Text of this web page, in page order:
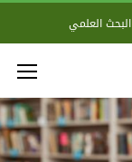
البحث العلمي